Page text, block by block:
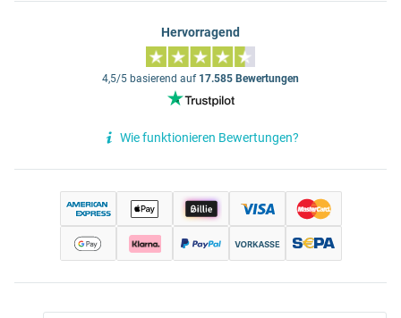
Hervorragend
4,5/5 basierend auf 17.585 Bewertungen
Wie funktionieren Bewertungen?